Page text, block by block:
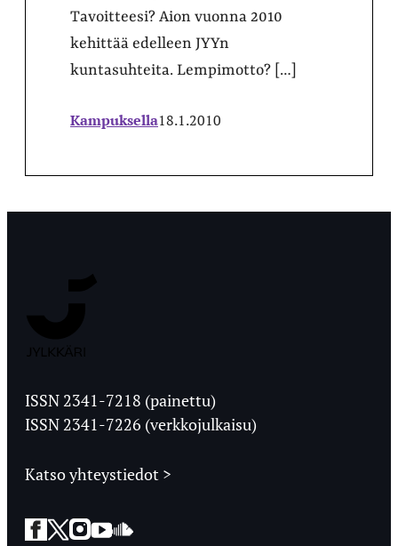
Tavoitteesi? Aion vuonna 2010
kehittää edelleen JYYn
kuntasuhteita. Lempimotto? […]
Kampuksella18.1.2010
Ylioppilaslehti
ISSN 2341-7218 (painettu)
ISSN 2341-7226 (verkkojulkaisu)
Katso yhteystiedot >
Facebook
Twitter
Instagram
YouTube
SoundCloud